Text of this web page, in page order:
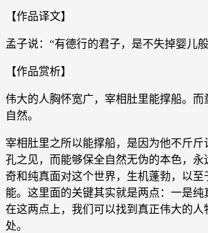
【作品译文】
孟子说：“有德行的君子，是不失掉婴儿
【作品赏析】
伟大的人胸怀宽广，宰相肚里能撑船。而
自然。
宰相肚里之所以能撑船，是因为他不斤
孔之见，而能够保全自然无伪的本色，永
奇和纯真面对这个世界，生机蓬勃，以至
能。这里面的关键其实就是两点：一是纯
在这两点上，我们可以找到真正伟大的人
处。